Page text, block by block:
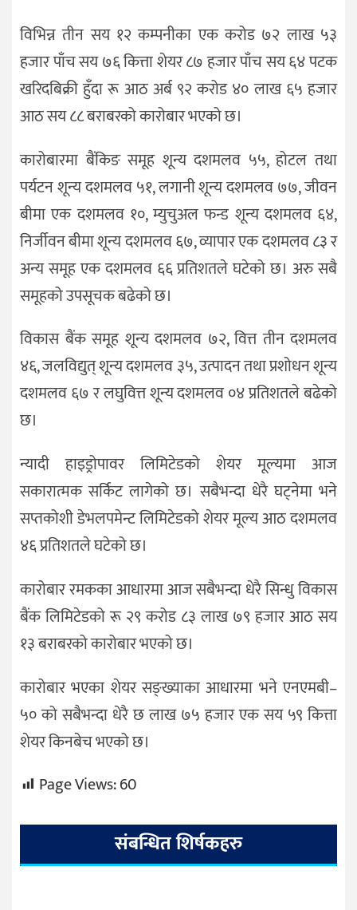
विभिन्न तीन सय १२ कम्पनीका एक करोड ७२ लाख ५३
हजार पाँच सय ७६ कित्ता शेयर ८७ हजार पाँच सय ६४ पटक
खरिदबिक्री हुँदा रू आठ अर्ब ९२ करोड ४० लाख ६५ हजार
आठ सय ८८ बराबरको कारोबार भएको छ।
कारोबारमा बैंकिङ समूह शून्य दशमलव ५५, होटल तथा
पर्यटन शून्य दशमलव ५१, लगानी शून्य दशमलव ७७, जीवन
बीमा एक दशमलव १०, म्युचुअल फन्ड शून्य दशमलव ६४,
निर्जीवन बीमा शून्य दशमलव ६७, व्यापार एक दशमलव ८३ र
अन्य समूह एक दशमलव ६६ प्रतिशतले घटेको छ। अरु सबै
समूहको उपसूचक बढेको छ।
विकास बैंक समूह शून्य दशमलव ७२, वित्त तीन दशमलव
४६, जलविद्युत् शून्य दशमलव ३५, उत्पादन तथा प्रशोधन शून्य
दशमलव ६७ र लघुवित्त शून्य दशमलव ०४ प्रतिशतले बढेको
छ।
न्यादी हाइड्रोपावर लिमिटेडको शेयर मूल्यमा आज
सकारात्मक सर्किट लागेको छ। सबैभन्दा धेरै घट्नेमा भने
सप्तकोशी डेभलपमेन्ट लिमिटेडको शेयर मूल्य आठ दशमलव
४६ प्रतिशतले घटेको छ।
कारोबार रमकका आधारमा आज सबैभन्दा धेरै सिन्धु विकास
बैंक लिमिटेडको रू २९ करोड ८३ लाख ७९ हजार आठ सय
१३ बराबरको कारोबार भएको छ।
कारोबार भएका शेयर सङ्ख्याका आधारमा भने एनएमबी–
५० को सबैभन्दा धेरै छ लाख ७५ हजार एक सय ५९ कित्ता
शेयर किनबेच भएको छ।
Page Views:60
संबन्धित शिर्षकहरु